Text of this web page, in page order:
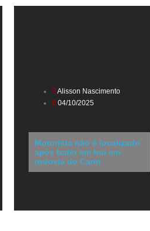
Alisson Nascimento
04/10/2025
Motorista não é localizado
após bater em boi em
rodovia do Cariri